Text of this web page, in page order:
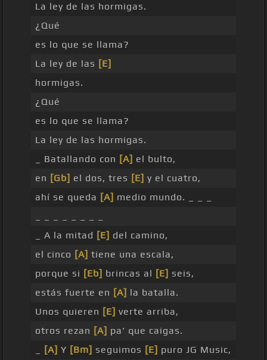
La ley de las hormigas.
¿Qué
es lo que se llama?
La ley de las [E]
hormigas.
¿Qué
es lo que se llama?
La ley de las hormigas.
_ Batallando con [A] el bulto,
en [Gb] el dos, tres [E] y el cuatro,
ahí se queda [A] medio mundo. _ _ _
_ A la mitad [E] del camino,
el cinco [A] tiene una escala,
porque si [Eb] brincas al [E] seis,
estás fuerte en [A] la batalla.
Unos quieren [E] verte arriba,
otros rezan [A] pa' que caigas.
[A] Y [Bm] seguimos [E] puro JG Music,